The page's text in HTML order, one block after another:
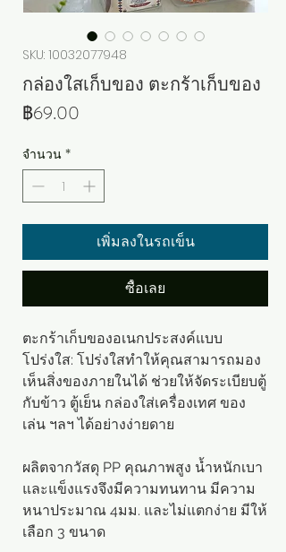
SKU: 10032077948
กล่องใสเก็บของ ตะกร้าเก็บของ
฿69.00
จำนวน *
เพิ่มลงในรถเข็น
ซื้อเลย
ตะกร้าเก็บของอเนกประสงค์แบบ
โปร่งใส: โปร่งใสทำให้คุณสามารถมอง
เห็นสิ่งของภายในได้ ช่วยให้จัดระเบียบตู้
กับข้าว ตู้เย็น กล่องใส่เครื่องเทศ ของ
เล่น ฯลฯ ได้อย่างง่ายดาย
ผลิตจากวัสดุ PP คุณภาพสูง น้ำหนักเบา
และแข็งแรงจึงมีความทนทาน มีความ
หนาประมาณ 4มม. และไม่แตกง่าย มีให้
เลือก 3 ขนาด